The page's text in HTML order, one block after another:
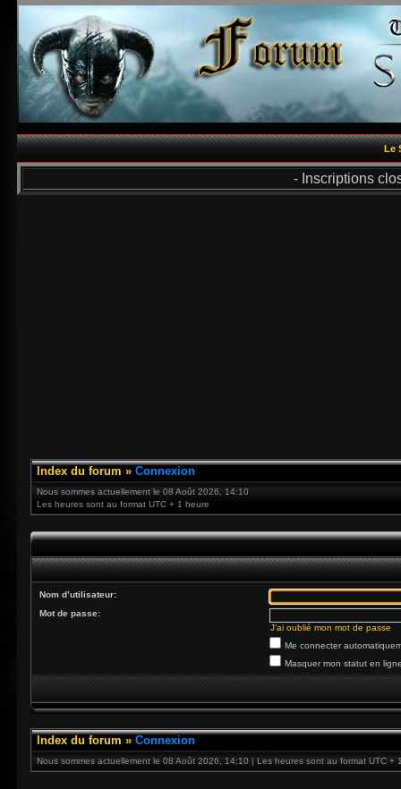
Le
- Inscriptions
Index du forum » Connexion
Nous sommes actuellement le 08 Août 2026, 14:10
Les heures sont au format UTC + 1 heure
Nom d’utilisateur:
Mot de passe:
J’ai oublié mon mot de passe
Me connecter
Masquer mon statut en
Index du forum » Connexion
Nous sommes actuellement le 08 Août 2026, 14:10 | Les heures sont au format UTC +